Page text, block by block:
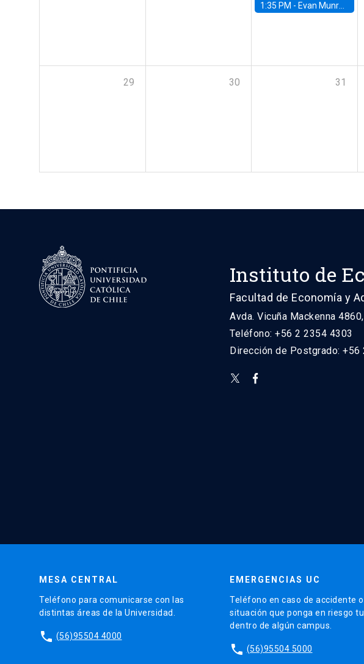
1:35 PM - Evan Munro, Neyman Visiting Assistant Professor in the Department of Statistics at UC Berkeley
29 30 31
Instituto de
Facultad de Economía y
Avda. Vicuña Mackenna
Teléfono: +56 2 2354 4303
Dirección de Postgrado: +56
MESA CENTRAL
Teléfono para comunicarse con las
distintas áreas de la Universidad.
phone (56)95504 4000
EMERGENCIAS UC
Teléfono en caso de accidente o
situación que ponga en riesgo
dentro de algún campus.
phone (56)95504 5000